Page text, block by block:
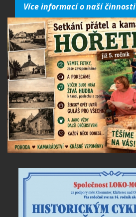
Více informací o naší činnosti